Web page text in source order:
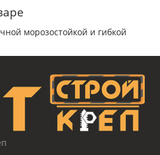
морозостойкой и гибкой